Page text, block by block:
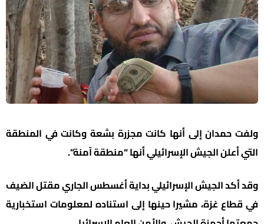
ولفت حمدان إلى أنها كانت مجزرة بشعة وكانت في المنطقة
التي أعلن الجيش الإسرائيلي أنها “منطقة آمنة”.
وقد أكد الجيش الإسرائيلي بداية أغسطس الجاري مقتل الضيف
في قطاع غزة، مشيرا حينها إلى استناده لمعلومات استخبارية